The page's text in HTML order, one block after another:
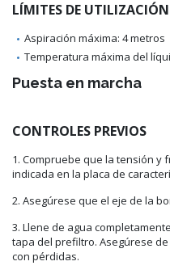
LÍMITES DE UTILIZACIÓN
Aspiración máxima: 4 metros
Temperatura máxima del
Puesta en marcha
CONTROLES PREVIOS
1. Compruebe que la tensión y
indicada en la placa de
2. Asegúrese que el eje de la
3. Llene de agua
tapa del prefiltro. Asegúrese
con pérdidas.